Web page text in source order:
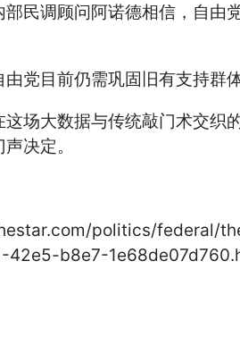
民调顾问阿诺德相信，自由
党目前仍需巩固旧有支持群
这场大数据与传统敲门术交织
决定。
politics/federal/
b8e7-